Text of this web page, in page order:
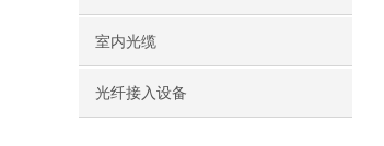
室内光缆
光纤接入设备